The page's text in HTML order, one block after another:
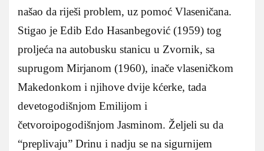
našao da riješi problem, uz pomoć Vlaseničana.
Stigao je Edib Edo Hasanbegović (1959) tog
proljeća na autobusku stanicu u Zvornik, sa
suprugom Mirjanom (1960), inače vlaseničkom
Makedonkom i njihove dvije kćerke, tada
devetogodišnjom Emilijom i
četvoroipogodišnjom Jasminom. Željeli su da
“preplivaju” Drinu i nadju se na sigurnijem